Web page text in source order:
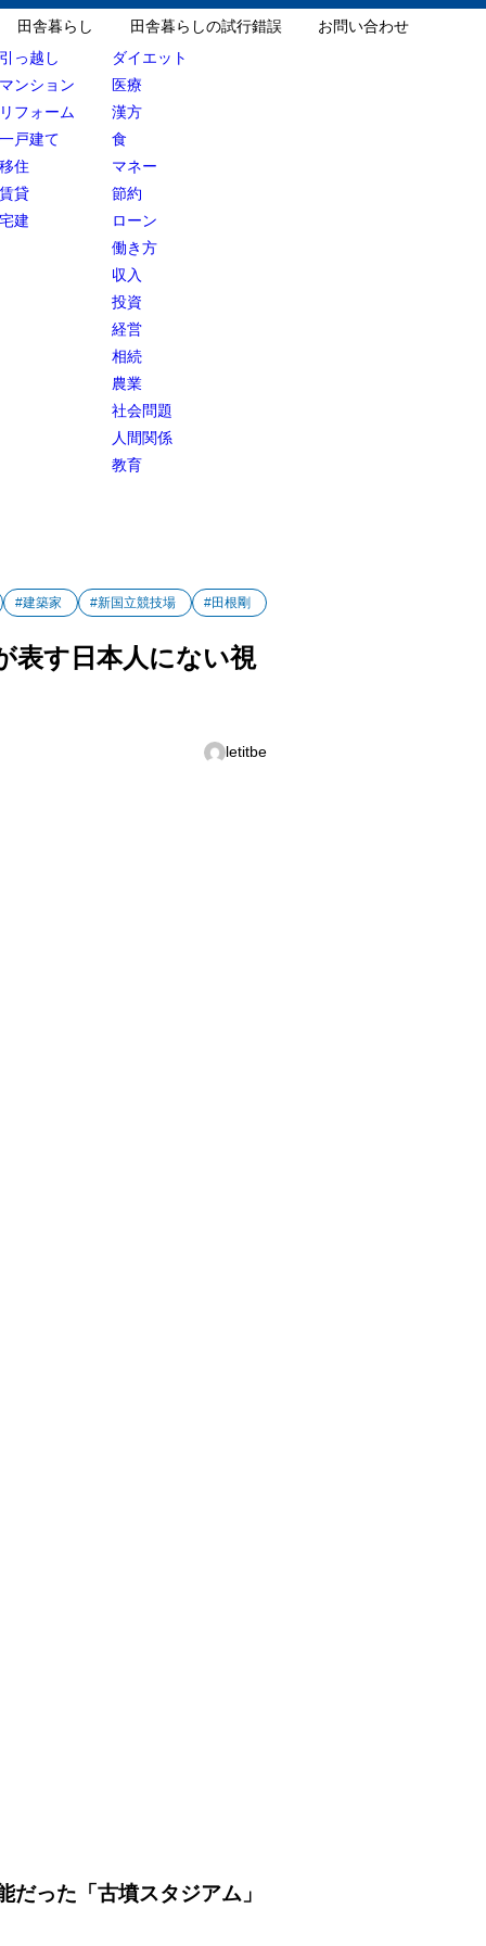
田舎暮らし
引っ越し
マンション
リフォーム
一戸建て
移住
賃貸
宅建
田舎暮らしの試行錯誤
ダイエット
医療
漢方
食
マネー
節約
ローン
働き方
収入
投資
経営
相続
農業
社会問題
人間関係
教育
お問い合わせ
#建築家 #新国立競技場 #田根剛
表す日本人にない視
letitbe
った「古墳スタジアム」